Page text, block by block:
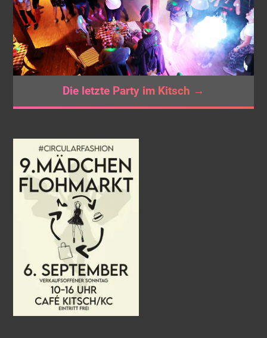
Die letzte Party im Kitsch →